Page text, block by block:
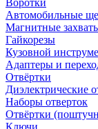
Воротки
Автомобильные
Магнитные
Гайкорезы
Кузовной
Адаптеры и
Отвёртки
Диэлектрические
Наборы отверток
Отвёртки
Ключи